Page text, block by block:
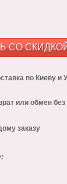
СО
по Киеву и
или обмен
заказу